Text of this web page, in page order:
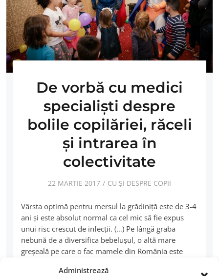
Administrează
De vorbă cu medici
specialişti despre
bolile copilăriei, răceli
şi intrarea în
colectivitate
22 MARTIE 2017 CU ȘI DESPRE COPII
Vârsta optimă pentru mersul la grădiniţă este de 3-4
ani şi este absolut normal ca cel mic să fie expus
unui risc crescut de infecţii. (…) Pe lângă graba
nebună de a diversifica bebeluşul, o altă mare
greşeală pe care o fac mamele din România este